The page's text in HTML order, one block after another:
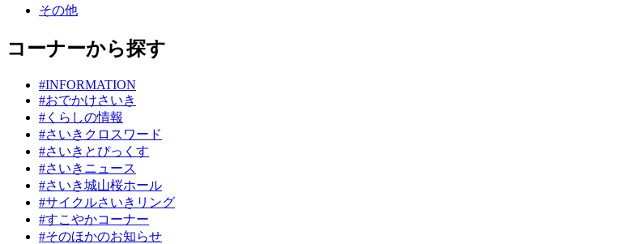
その他
コーナーから探す
#INFORMATION
#おでかけさいき
#くらしの情報
#さいきクロスワード
#さいきとぴっくす
#さいきニュース
#さいき城山桜ホール
#サイクルさいきリング
#すこやかコーナー
#そのほかのお知らせ